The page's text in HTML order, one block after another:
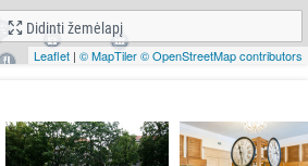
Leaflet | © MapTiler© OpenStreetMap contributors
Didinti žemėlapį